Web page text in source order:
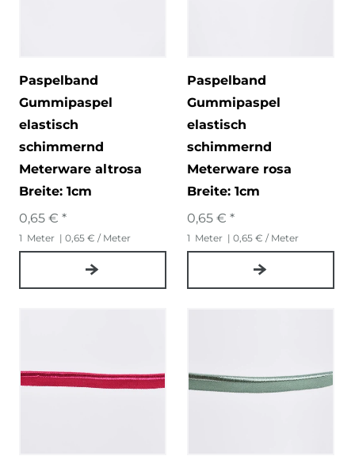
Paspelband
Gummipaspel
elastisch
schimmernd
Meterware altrosa
Breite: 1cm
0,65 € *
1 Meter | 0,65 € / Meter
Paspelband
Gummipaspel
elastisch
schimmernd
Meterware rosa
Breite: 1cm
0,65 € *
1 Meter | 0,65 € / Meter